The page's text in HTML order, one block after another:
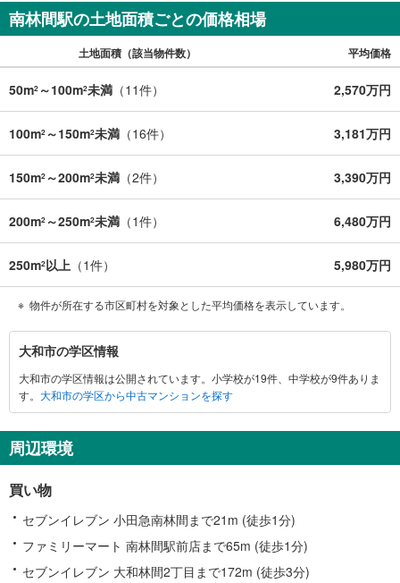
南林間駅の土地面積ごとの価格相場
土地面積（該当物件数） 平均価格
50m2 ～100m2未満 （11件） 2,570万円
100m2 ～150m2未満 （16件） 3,181万円
150m2 ～200m2未満 （2件） 3,390万円
200m2 ～250m2未満 （1件） 6,480万円
250m2以上 （1件） 5,980万円
物件が所在する市区町村を対象とした平均価格を表示しています。
大
和
市
に
す
る
報
大和市の学区情報
大和市の学区情報は公開されています。小学校が19件、中学校が9件ありま
す。 大和市の学区から中古マンションを探す
周辺環境
買い物
セブンイレブン 小田急南林間まで21m (徒歩1分)
ファミリーマート 南林間駅前店まで65m (徒歩1分)
セブンイレブン 大和林間2丁目まで172m (徒歩3分)